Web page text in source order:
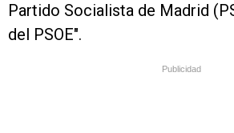
Partido Socialista de Madrid
del PSOE".
Publicidad